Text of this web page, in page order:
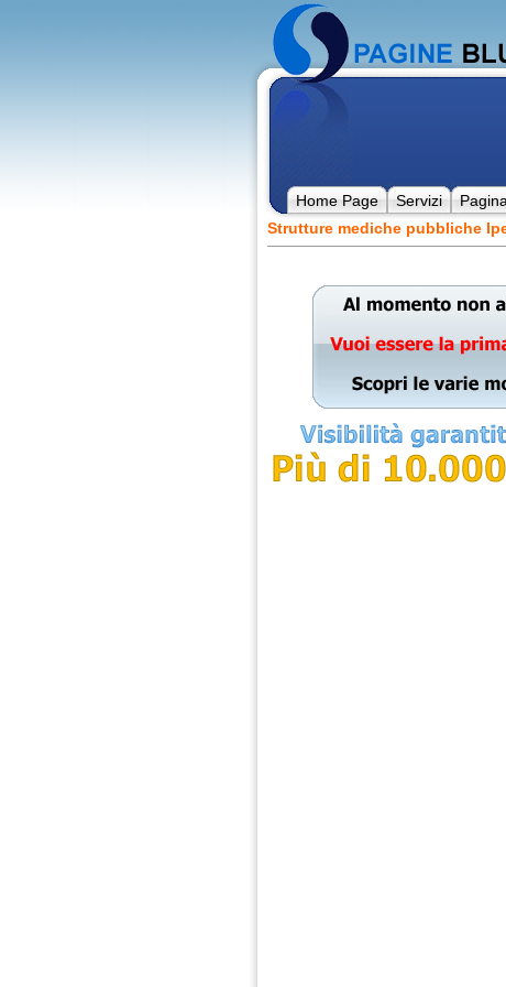
Home Page Servizi
Strutture mediche pubbliche